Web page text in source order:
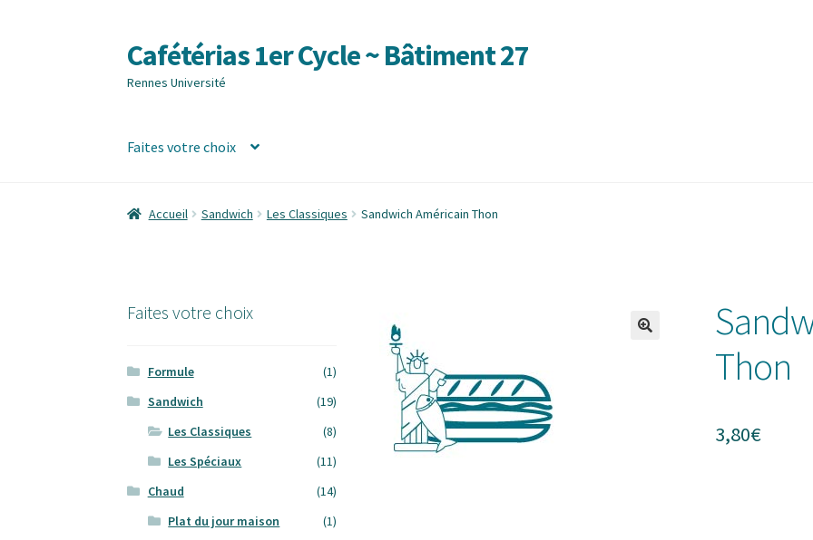
Aller
à
la
Aller
au
contenu
Cafétérias 1er Cycle ~ Bâtiment 27
Rennes Université
Faites votre choix
Accueil Boutique Comment commander ? Conditions générales de vente
Accueil Sandwich Les Classiques Sandwich Américain Thon
Thon
3,80€
Faites votre choix
Formule
(1)
Sandwich
(19)
Les Classiques
(8)
Les Spéciaux
(11)
Chaud
(14)
Plat du jour maison
(1)